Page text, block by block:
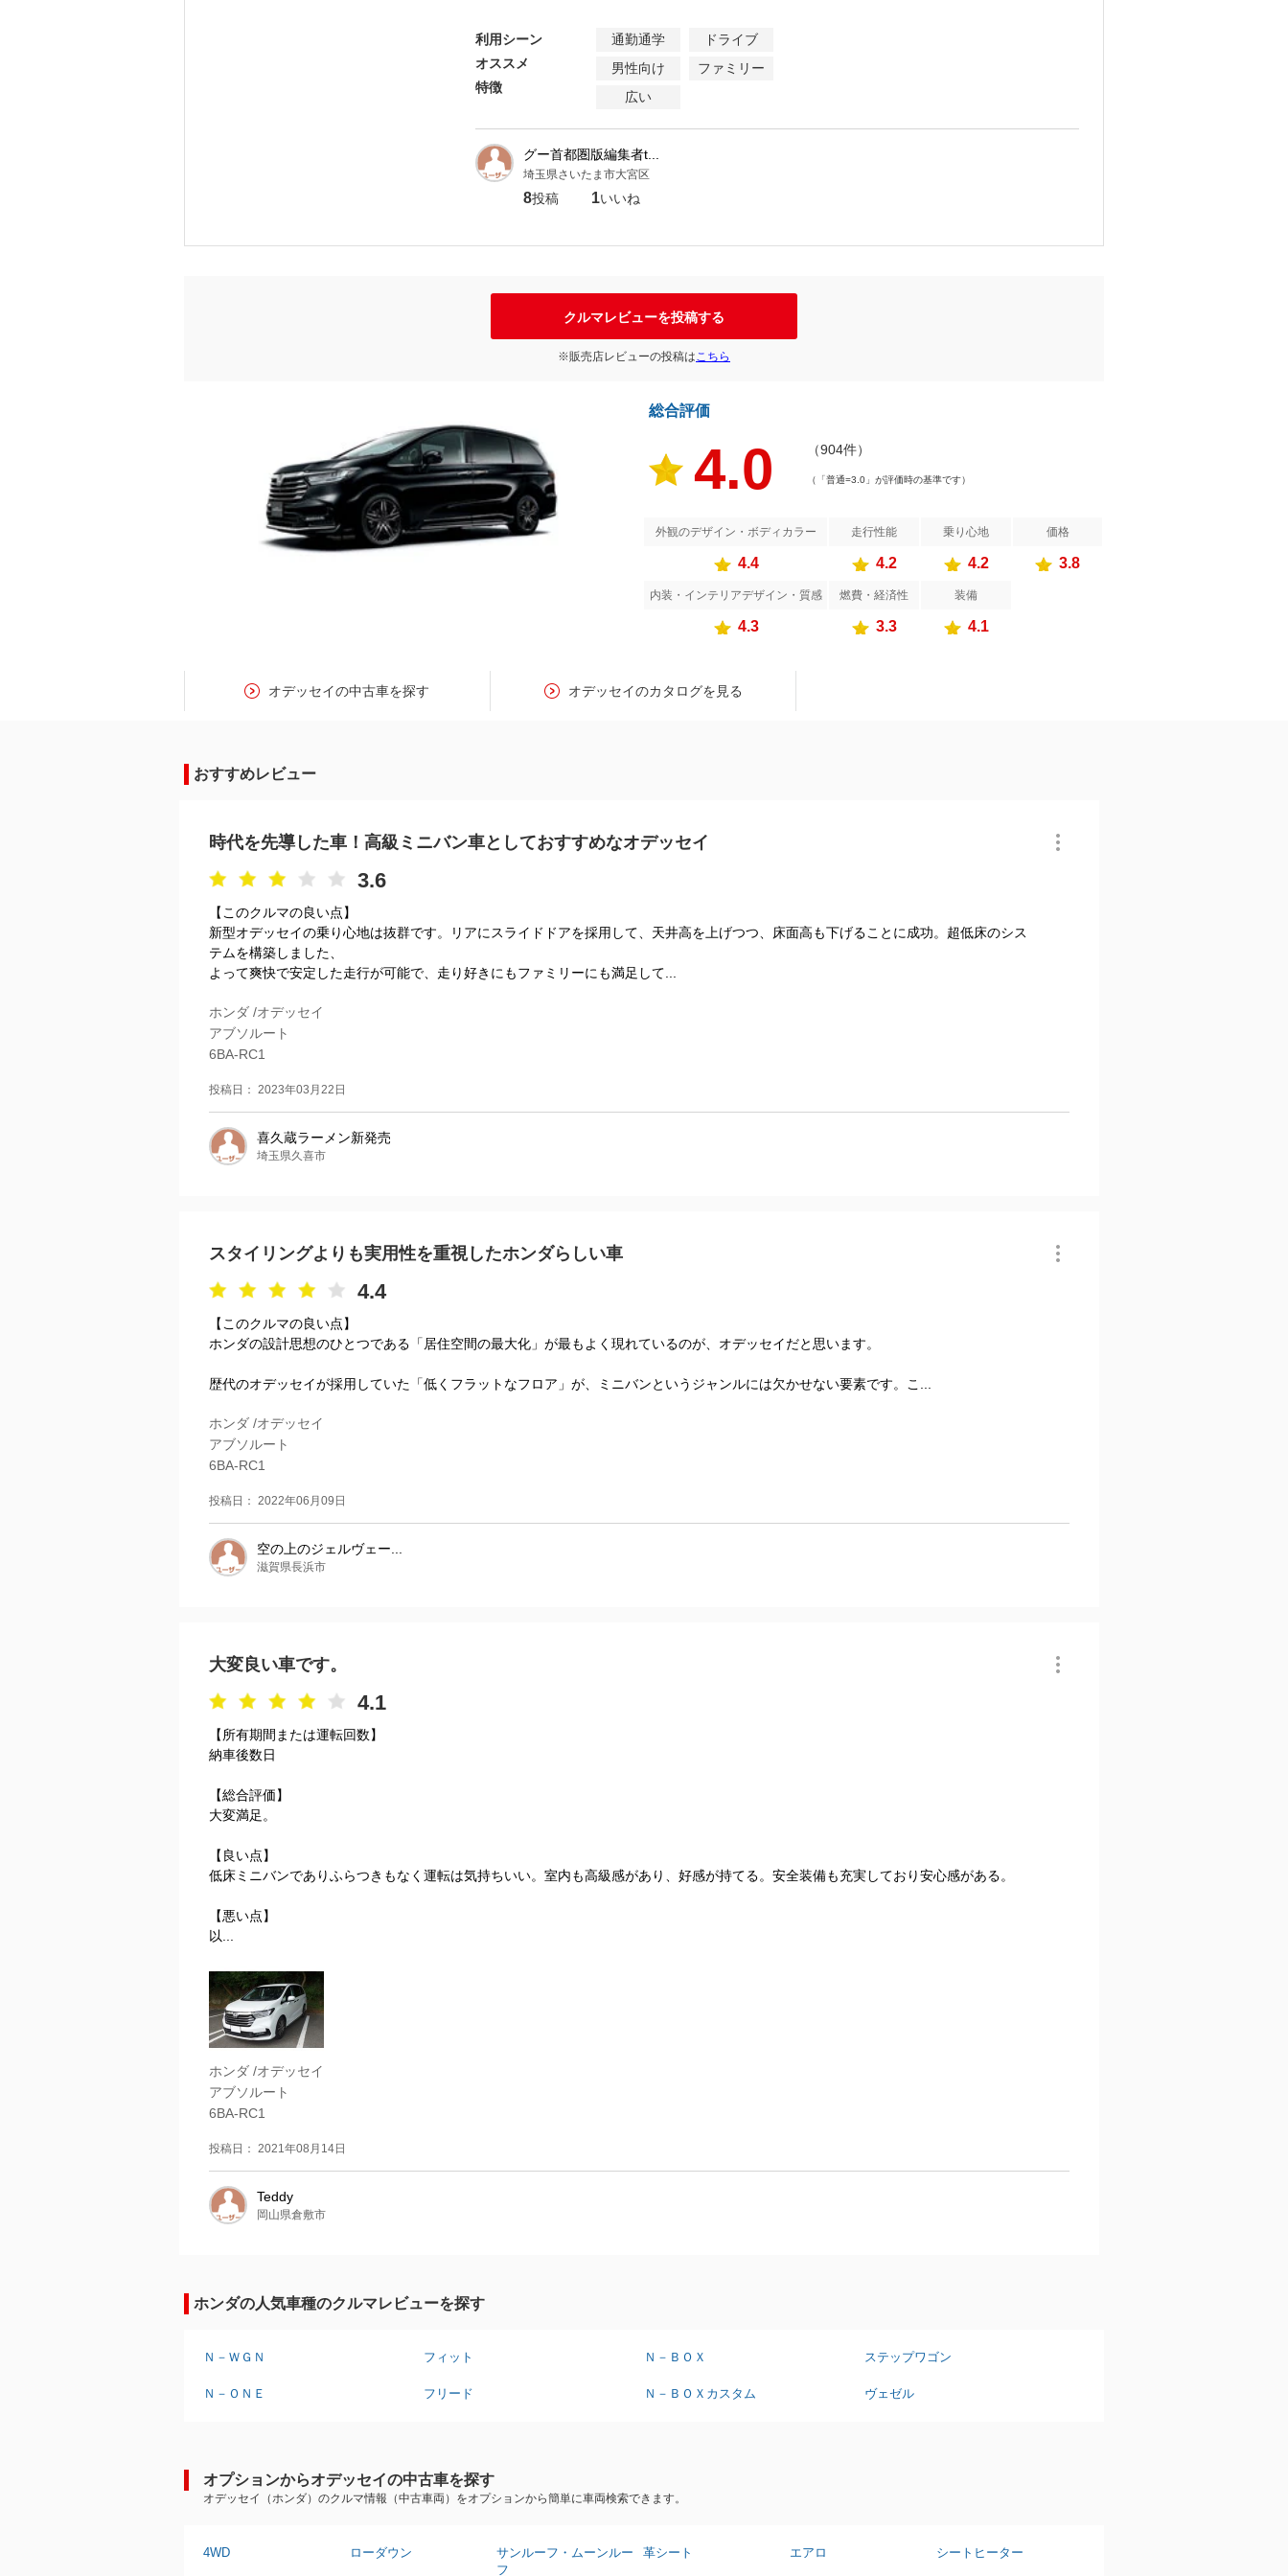
利用シーン 通勤通学
ドライブ
オススメ
男性向け
ファミリー
特徴
広い
グー首都圏版編集者t...
埼玉県さいたま市大宮区
8投稿 1いいね
クルマレビューを投稿する
※販売店レビューの投稿はこちら
総合評価
4.0 （904件）
（「普通=3.0」が評価時の基準です）
外観のデザイン・ボディカラー 走行性能 乗り心地 価格
4.4 4.2 4.2 3.8
内装・インテリアデザイン・質感 燃費・経済性 装備
4.3 3.3 4.1
オデッセイの中古車を探す オデッセイのカタログを見る
おすすめレビュー
時代を先導した車！高級ミニバン車としておすすめなオデッセイ
3.6
【このクルマの良い点】
新型オデッセイの乗り心地は抜群です。リアにスライドドアを採用して、天井高を上げつつ、床面高も下げることに成功。超低床のシス
テムを構築しました、
よって爽快で安定した走行が可能で、走り好きにもファミリーにも満足して...
ホンダ /オデッセイ
アブソルート
6BA-RC1
投稿日： 2023年03月22日
喜久蔵ラーメン新発売
埼玉県久喜市
スタイリングよりも実用性を重視したホンダらしい車
4.4
【このクルマの良い点】
ホンダの設計思想のひとつである「居住空間の最大化」が最もよく現れているのが、オデッセイだと思います。
歴代のオデッセイが採用していた「低くフラットなフロア」が、ミニバンというジャンルには欠かせない要素です。こ...
ホンダ /オデッセイ
アブソルート
6BA-RC1
投稿日： 2022年06月09日
空の上のジェルヴェー...
滋賀県長浜市
大変良い車です。
4.1
【所有期間または運転回数】
納車後数日
【総合評価】
大変満足。
【良い点】
低床ミニバンでありふらつきもなく運転は気持ちいい。室内も高級感があり、好感が持てる。安全装備も充実しており安心感がある。
【悪い点】
以...
ホンダ /オデッセイ
アブソルート
6BA-RC1
投稿日： 2021年08月14日
Teddy
岡山県倉敷市
ホンダの人気車種のクルマレビューを探す
Ｎ－ＷＧＮ フィット Ｎ－ＢＯＸ ステップワゴン
Ｎ－ＯＮＥ フリード Ｎ－ＢＯＸカスタム ヴェゼル
オプションからオデッセイの中古車を探す
オデッセイ（ホンダ）のクルマ情報（中古車両）をオプションから簡単に車両検索できます。
4WD ローダウン
サンルーフ・ムーンルー
フ
革シート エアロ シートヒーター